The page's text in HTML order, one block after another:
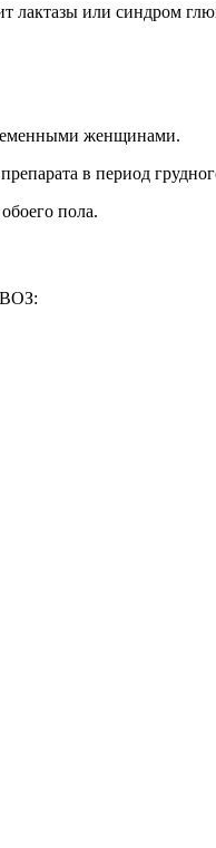
или синдром
женщинами.
в период
пола.
ВОЗ: